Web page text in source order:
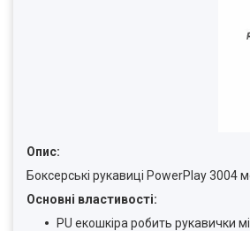
Опис:
Боксерські рукавиці PowerPlay 3004
Основні властивості:
PU екошкіра робить рукавички